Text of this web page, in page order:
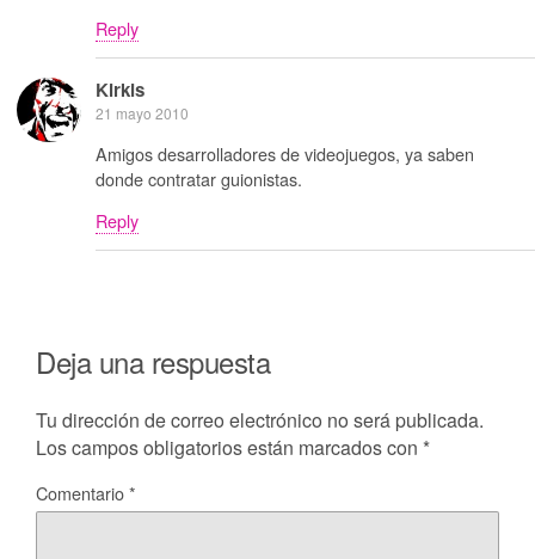
Reply
Kirkis
21 mayo 2010
Amigos desarrolladores de videojuegos, ya saben
donde contratar guionistas.
Reply
Deja una respuesta
Tu dirección de correo electrónico no será publicada.
Los campos obligatorios están marcados con *
Comentario*